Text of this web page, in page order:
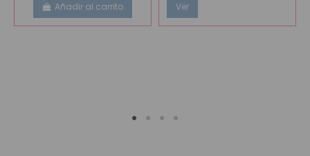
Añadir al carrito Ver